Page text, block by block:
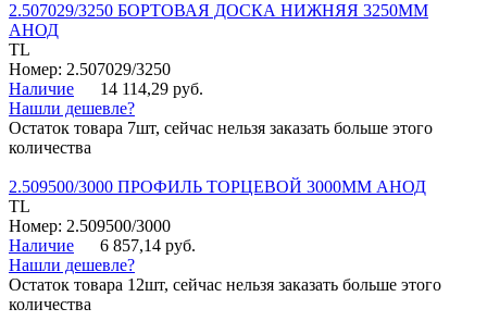
2.507029/3250 БОРТОВАЯ ДОСКА НИЖНЯЯ 3250ММ
АНОД
TL
Номер: 2.507029/3250
Наличие
14 114,29 руб.
Нашли дешевле?
Остаток товара 7шт, сейчас нельзя заказать больше этого
количества
2.509500/3000 ПРОФИЛЬ ТОРЦЕВОЙ 3000ММ АНОД
TL
Номер: 2.509500/3000
Наличие
6 857,14 руб.
Нашли дешевле?
Остаток товара 12шт, сейчас нельзя заказать больше этого
количества